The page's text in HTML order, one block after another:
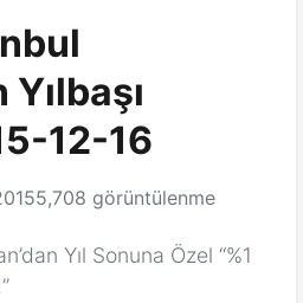
12-16
5,708 görüntülenme
Yıl Sonuna Özel ‘‘%1